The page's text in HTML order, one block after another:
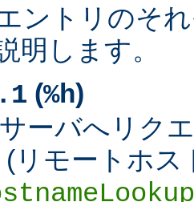
ントリのそ
明します。
(%h)
ーバへリク
(リモートホ